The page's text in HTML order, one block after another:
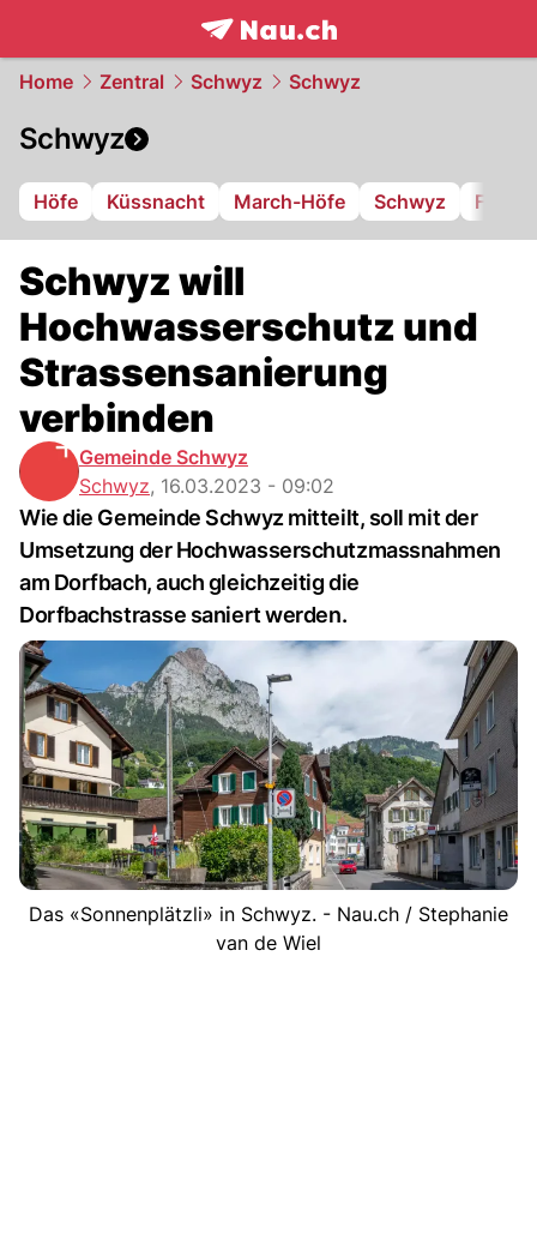
frontpage.NAU.ch
Home Zentral Schwyz Schwyz
Schwyz
Höfe Küssnacht March-Höfe Schwyz FC
Schwyz will
Hochwasserschutz und
Strassensanierung
verbinden
Gemeinde Schwyz
Schwyz, 16.03.2023 - 09:02
Wie die Gemeinde Schwyz mitteilt, soll mit der
Umsetzung der Hochwasserschutzmassnahmen
am Dorfbach, auch gleichzeitig die
Dorfbachstrasse saniert werden.
Das «Sonnenplätzli» in Schwyz. - Nau.ch / Stephanie
van de Wiel